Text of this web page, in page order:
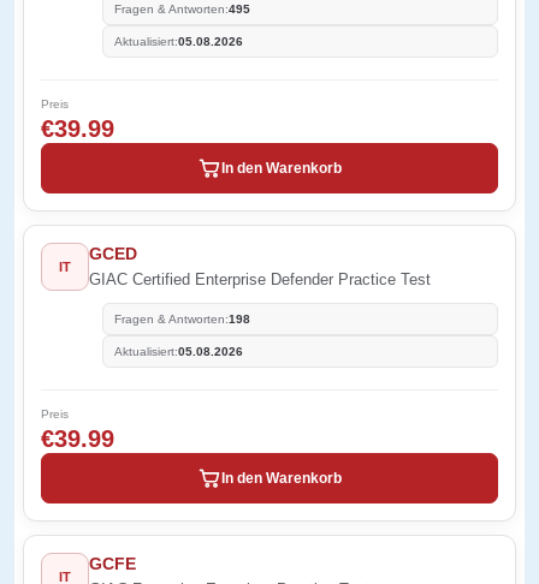
Fragen & Antworten:495
Aktualisiert:05.08.2026
Preis
€39.99
In den Warenkorb
IT
GCED
GIAC Certified Enterprise Defender Practice Test
Fragen & Antworten:198
Aktualisiert:05.08.2026
Preis
€39.99
In den Warenkorb
IT
GCFE